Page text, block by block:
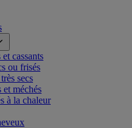
cassants
ou frisés
secs
méchés
à la chaleur